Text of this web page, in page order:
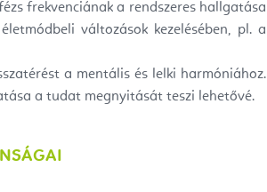
frekvenciának a rendszeres hallgatása
változások kezelésében, pl. a
a mentális és lelki harmóniához.
a tudat megnyitását teszi lehetővé.